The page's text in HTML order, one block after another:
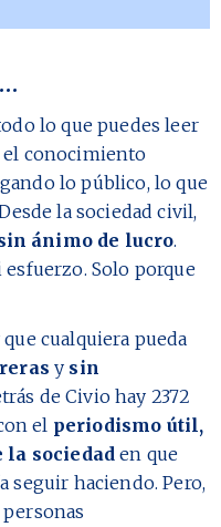
lo que puedes leer
el conocimiento
lo público, lo que
la sociedad civil,
ánimo de lucro.
Solo porque
cualquiera pueda
y sin
de Civio hay 2372
el periodismo útil,
sociedad en que
seguir haciendo. Pero,